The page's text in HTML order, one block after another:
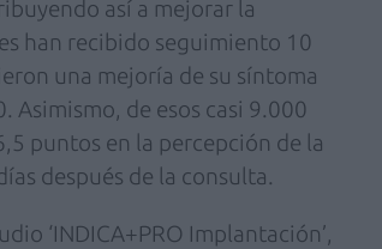
así a mejorar la
han recibido seguimiento 10
una mejoría de su síntoma
Asimismo, de esos casi 9.000
puntos en la percepción de la
después de la consulta.
‘INDICA+PRO Implantación’,